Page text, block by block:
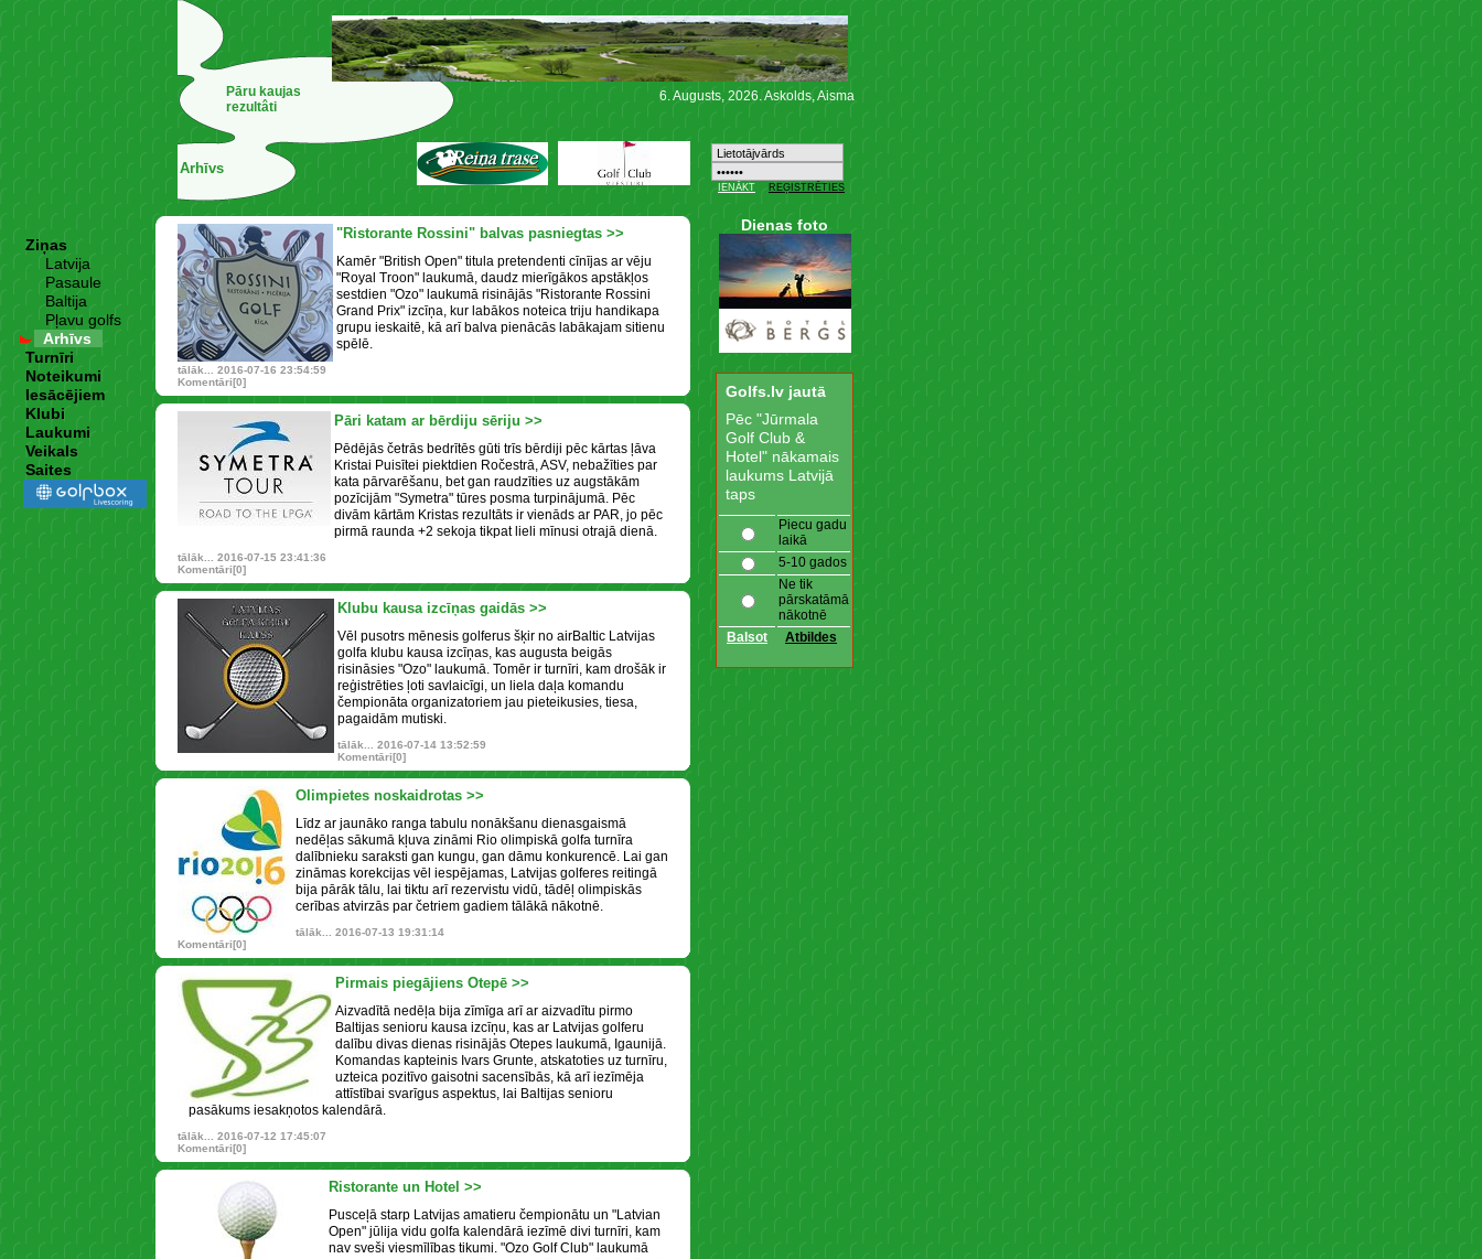
Arhīvs
6. Augusts, 2026. Askolds, Aisma
Pāru kaujas
rezultâti
Ziņas
Latvija
Pasaule
Baltija
Pļavu golfs
Arhīvs
Turnīri
Noteikumi
Iesācējiem
Klubi
Laukumi
Veikals
Saites
"Ristorante Rossini" balvas pasniegtas >>
Kamēr "British Open" titula pretendenti cīnījas ar vēju
"Royal Troon" laukumā, daudz mierīgākos apstākļos
sestdien "Ozo" laukumā risinājās "Ristorante Rossini
Grand Prix" izcīņa, kur labākos noteica triju handikapa
grupu ieskaitē, kā arī balva pienācās labākajam sitienu
spēlē.
tālāk...
2016-07-16 23:54:59
Komentāri[0]
Pāri katam ar bērdiju sēriju >>
Pēdējās četrās bedrītēs gūti trīs bērdiji pēc kārtas ļāva
Kristai Puisītei piektdien Ročestrā, ASV, nebažīties par
kata pārvarēšanu, bet gan raudzīties uz augstākām
pozīcijām "Symetra" tūres posma turpinājumā. Pēc
divām kārtām Kristas rezultāts ir vienāds ar PAR, jo pēc
pirmā raunda +2 sekoja tikpat lieli mīnusi otrajā dienā.
tālāk...
2016-07-15 23:41:36
Komentāri[0]
Klubu kausa izcīņas gaidās >>
Vēl pusotrs mēnesis golferus šķir no airBaltic Latvijas
golfa klubu kausa izcīņas, kas augusta beigās
risināsies "Ozo" laukumā. Tomēr ir turnīri, kam drošāk ir
reģistrēties ļoti savlaicīgi, un liela daļa komandu
čempionāta organizatoriem jau pieteikusies, tiesa,
pagaidām mutiski.
tālāk...
2016-07-14 13:52:59
Komentāri[0]
Olimpietes noskaidrotas >>
Līdz ar jaunāko ranga tabulu nonākšanu dienasgaismā
nedēļas sākumā kļuva zināmi Rio olimpiskā golfa turnīra
dalībnieku saraksti gan kungu, gan dāmu konkurencē. Lai gan
zināmas korekcijas vēl iespējamas, Latvijas golferes reitingā
bija pārāk tālu, lai tiktu arī rezervistu vidū, tādēļ olimpiskās
cerības atvirzās par četriem gadiem tālākā nākotnē.
tālāk...
2016-07-13 19:31:14
Komentāri[0]
Pirmais piegājiens Otepē >>
Aizvadītā nedēļa bija zīmīga arī ar aizvadītu pirmo
Baltijas senioru kausa izcīņu, kas ar Latvijas golferu
dalību divas dienas risinājās Otepes laukumā, Igaunijā.
Komandas kapteinis Ivars Grunte, atskatoties uz turnīru,
uzteica pozitīvo gaisotni sacensībās, kā arī iezīmēja
attīstībai svarīgus aspektus, lai Baltijas senioru
pasākums iesakņotos kalendārā.
tālāk...
2016-07-12 17:45:07
Komentāri[0]
Ristorante un Hotel >>
Pusceļā starp Latvijas amatieru čempionātu un "Latvian
Open" jūlija vidu golfa kalendārā iezīmē divi turnīri, kam
nav sveši viesmīlības tikumi. "Ozo Golf Club" laukumā
Dienas foto
Golfs.lv jautā
Pēc "Jūrmala
Golf Club &
Hotel" nākamais
laukums Latvijā
taps
Piecu gadu
laikā
5-10 gados
Ne tik
pārskatāmā
nākotnē